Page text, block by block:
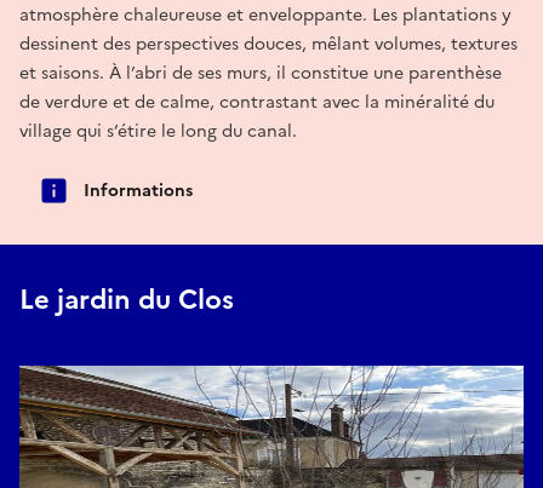
atmosphère chaleureuse et enveloppante. Les plantations y
dessinent des perspectives douces, mêlant volumes, textures
et saisons. À l’abri de ses murs, il constitue une parenthèse
de verdure et de calme, contrastant avec la minéralité du
village qui s’étire le long du canal.
Informations
Le jardin du Clos